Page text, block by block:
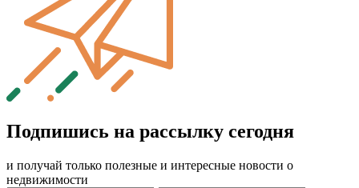
Подпишись на рассылку сегодня
и получай только полезные и интересные новости о
недвижимости